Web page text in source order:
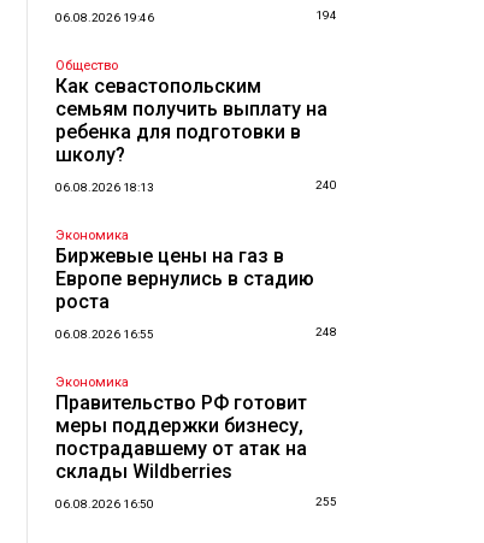
06.08.2026 19:46 194
Общество
Как севастопольским
семьям получить выплату на
ребенка для подготовки в
школу?
06.08.2026 18:13 240
Экономика
Биржевые цены на газ в
Европе вернулись в стадию
роста
06.08.2026 16:55 248
Экономика
Правительство РФ готовит
меры поддержки бизнесу,
пострадавшему от атак на
склады Wildberries
06.08.2026 16:50 255